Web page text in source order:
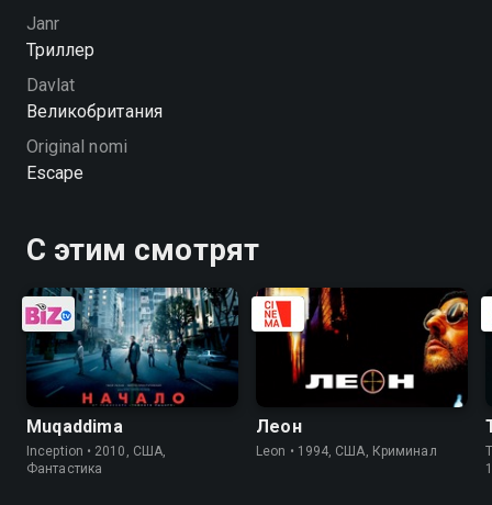
Janr
Триллер
Davlat
Великобритания
Original nomi
Escape
С этим смотрят
Muqaddima
Inception • 2010, США,
Фантастика
Леон
Leon • 1994, США, Криминал